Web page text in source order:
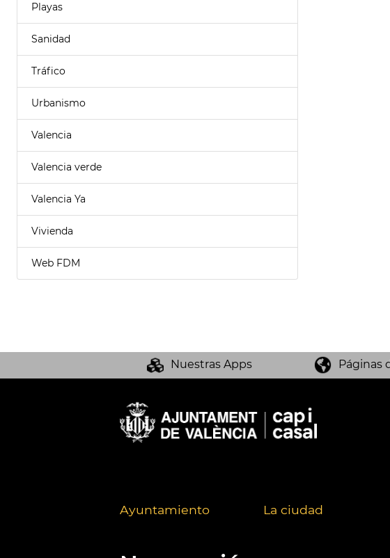
Playas
Sanidad
Tráfico
Urbanismo
Valencia
Valencia verde
Valencia Ya
Vivienda
Web FDM
Nuestras Apps Páginas
Ayuntamiento La ciudad